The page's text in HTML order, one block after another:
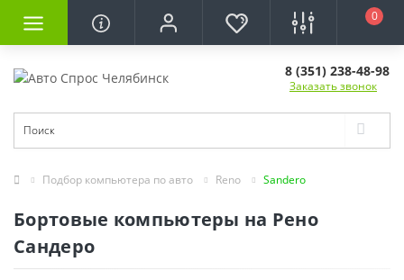
0
8 (351) 238-48-98
Заказать звонок
Подбор компьютера по авто Reno Sandero
Бортовые компьютеры на Рено
Сандеро